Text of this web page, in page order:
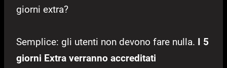
giorni extra?
Semplice: gli utenti non devono fare nulla. I 5
giorni Extra verranno accreditati